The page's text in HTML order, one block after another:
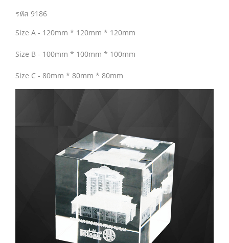
รหัส 9186
Size A - 120mm * 120mm * 120mm
Size B - 100mm * 100mm * 100mm
Size C - 80mm * 80mm * 80mm